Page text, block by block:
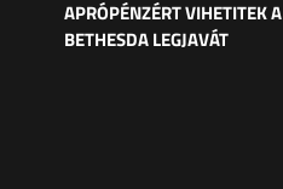
APRÓPÉNZÉRT VIHETITEK A
BETHESDA LEGJAVÁT